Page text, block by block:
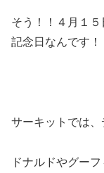
そう！！４月１
記念日なんです！
サーキットでは、
ドナルドやグー